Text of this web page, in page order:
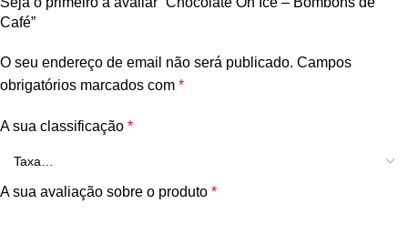
Café”
O seu endereço de email não será publicado. Campos
obrigatórios marcados com *
A sua classificação *
A sua avaliação sobre o produto *